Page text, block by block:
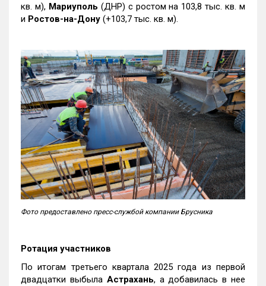
кв. м), Мариуполь (ДНР) с ростом на 103,8 тыс. кв. м
и Ростов-на-Дону (+103,7 тыс. кв. м).
Фото предоставлено пресс-службой компании Брусника
Ротация участников
По итогам третьего квартала 2025 года из первой
двадцатки выбыла Астрахань, а добавилась в нее